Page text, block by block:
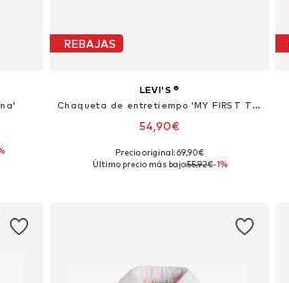
REBAJAS
LEVI'S ®
Chaqueta de entretiempo 'MY FIRST TRUCKER'
54,90€
Tallas disponibles: 68, 74, 80, 86, 92, 98
Precio original: 69,90€
Último precio más bajo:55,92€-1%